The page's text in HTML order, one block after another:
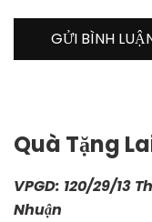
Quà Tặng
VPGD: 120/29/13
Nhuận